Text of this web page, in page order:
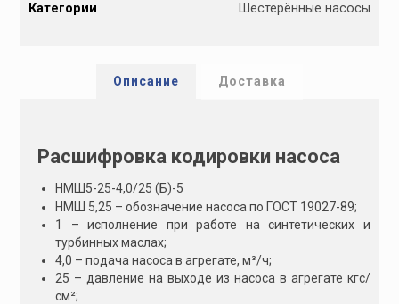
tКатегории Шестерённые насосы
Описание Доставка
Расшифровка кодировки насоса
НМШ5-25-4,0/25 (Б)-5
НМШ 5,25 – обозначение насоса по ГОСТ 19027-89;
1 – исполнение при работе на синтетических и
турбинных маслах;
4,0 – подача насоса в агрегате, м³/ч;
25 – давление на выходе из насоса в агрегате кгс/
см²;